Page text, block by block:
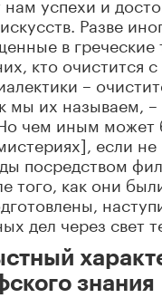
Разве
в греческие
кто очистится
–
мы их называем, –
чем иным может
если
посредством
того, как они
дел через свет
знания